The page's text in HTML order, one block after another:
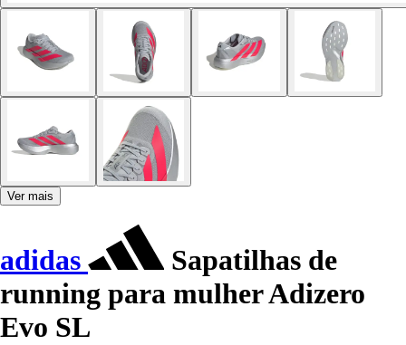
Ver mais
adidas
Sapatilhas de
running para mulher Adizero
Evo SL